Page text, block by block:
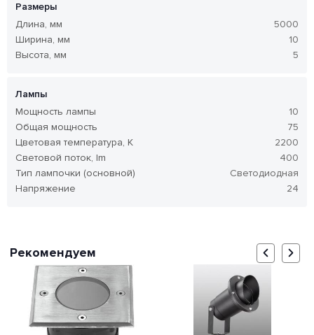
Размеры
Длина, мм
5000
Ширина, мм
10
Высота, мм
5
Лампы
Мощность лампы
10
Общая мощность
75
Цветовая температура, K
2200
Световой поток, lm
400
Тип лампочки (основной)
Светодиодная
Напряжение
24
Рекомендуем